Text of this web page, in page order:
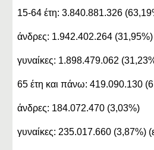
15-64 έτη: 3.840.881.326
άνδρες: 1.942.402.264 (31,95%)
γυναίκες: 1.898.479.062
65 έτη και πάνω: 419.090.130
άνδρες: 184.072.470 (3,03%)
γυναίκες: 235.017.660 (3,87%)